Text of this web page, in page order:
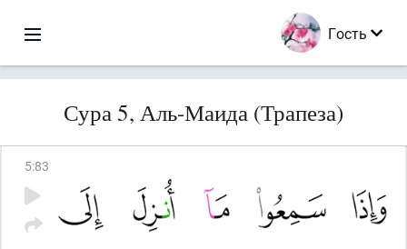
Гость
Сура 5, Аль-Маида (Трапеза)
5:83